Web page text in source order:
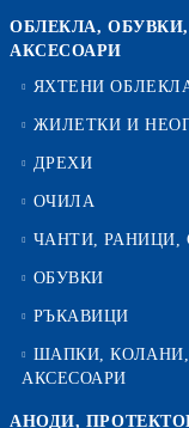
ОБЛЕКЛА, ОБУВКИ,
АКСЕСОАРИ
ЯХТЕНИ
ЖИЛЕТКИ И
ДРЕХИ
ОЧИЛА
ЧАНТИ, РАНИЦИ,
ОБУВКИ
РЪКАВИЦИ
ШАПКИ, КОЛАНИ,
АКСЕСОАРИ
АНОДИ,